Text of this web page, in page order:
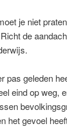
je niet praten
de
pas geleden
eind op weg,
het gevoel